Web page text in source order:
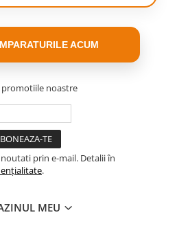
ACUM
noastre
prin e-mail. Detalii în
.
MEU